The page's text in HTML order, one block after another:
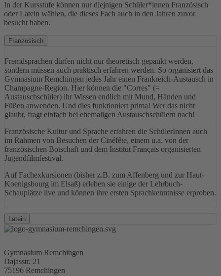
In der Kursstufe können nur diejnigen Schüler*innen Französisch
oder Latein wählen, die dieses Fach auch in den Jahren zuvor
besucht haben.
Französisch
Fremdsprachen dürfen nicht nur theoretisch gepaukt werden,
sondern müssen auch praktisch erfahren werden. So organisiert das
Gymnasium Remchingen jedes Jahr einen Frankreich-Austausch in
Champagne-Region. Hier können die "Corres" (=
Austauschschüler) ihr Wissen endlich mit Mund, Händen und
Füßen anwenden. Und dies funktioniert prima! Wer das nicht
glaubt, fragt einfach bei ehemaligen Austauschschülern nach!
Französische Kultur und Sprache erfahren die SchülerInnen auch
im Rahmen von Besuchen der Cinéfête, einem u.a. von der
französischen Botschaft und dem Institut Français organisierten
Jugendfilmfestival.
Auf Fachexkursionen (bisher z.B. zum Affenberg und zur Haut-
Koenigsbourg im Elsaß) erleben sie einige der Lehrbuch-
Schauplätze live und können ihre ersten Sprachkenntnisse erproben.
Latein
Gymnasium Remchingen
Dajasstr. 21
75196 Remchingen